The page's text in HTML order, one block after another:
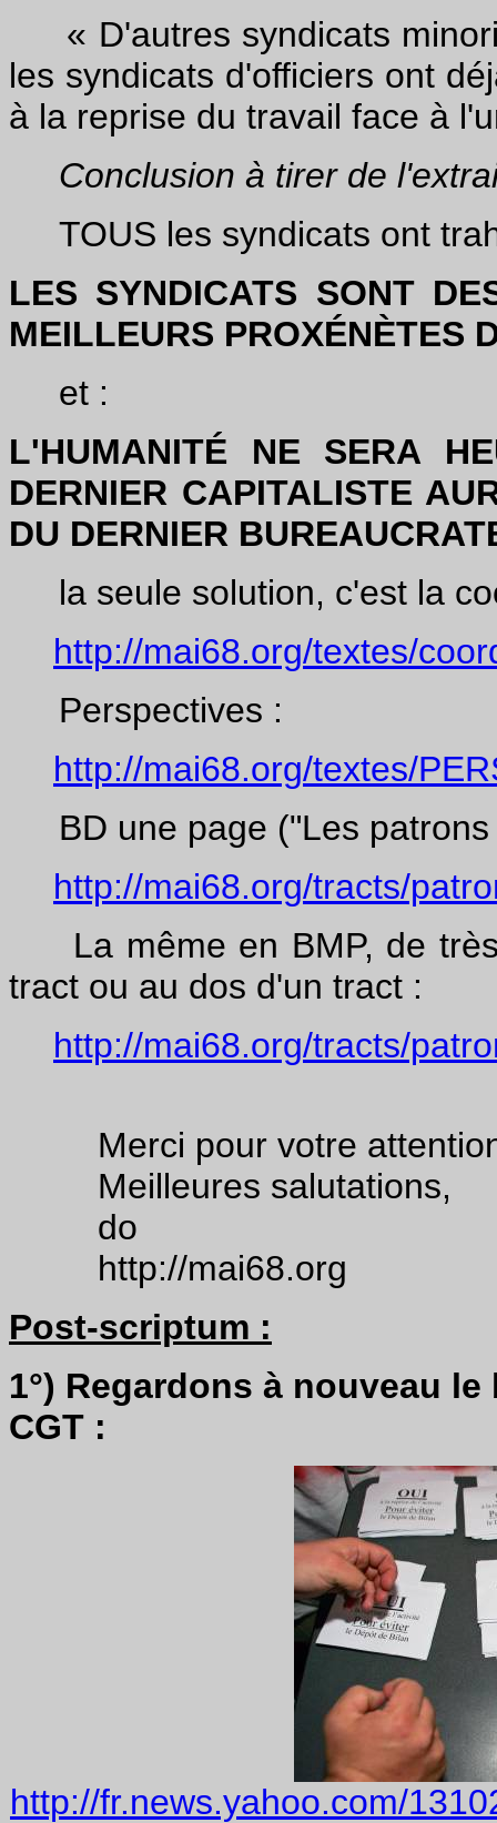
« D'autres syndicats
les syndicats d'officiers ont
à la reprise du travail face à
Conclusion à tirer de
TOUS les syndicats ont
LES SYNDICATS SONT
MEILLEURS PROXÉNÈTES
et :
L'HUMANITÉ NE SERA
DERNIER CAPITALISTE
DU DERNIER
la seule solution, c'est la
http://mai68.org/textes/
Perspectives :
http://mai68.org/textes/
BD une page ("Les patrons
http://mai68.org/tracts/
La même en BMP, de très
tract ou au dos d'un tract :
http://mai68.org/tracts/
Merci pour votre
Meilleures salutations,
do
http://mai68.org
Post-scriptum :
1°) Regardons à nouveau
CGT :
http://fr.news.yahoo.com/